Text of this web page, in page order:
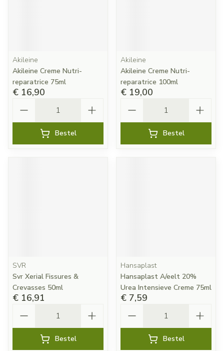
Akileine
Akileine Creme Nutri-
reparatrice 75ml
€ 16,90
Bestel
Akileine
Akileine Creme Nutri-
reparatrice 100ml
€ 19,00
Bestel
SVR
Svr Xerial Fissures &
Crevasses 50ml
€ 16,91
Bestel
Hansaplast
Hansaplast A/eelt 20%
Urea Intensieve Creme 75ml
€ 7,59
Bestel